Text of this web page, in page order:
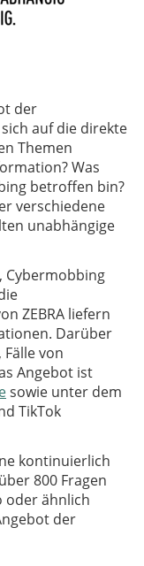
der
auf die direkte
Themen
Was
betroffen bin?
verschiedene
unabhängige
Cybermobbing
ZEBRA liefern
Darüber
von
Angebot ist
sowie unter dem
TikTok
kontinuierlich
800 Fragen
oder ähnlich
der